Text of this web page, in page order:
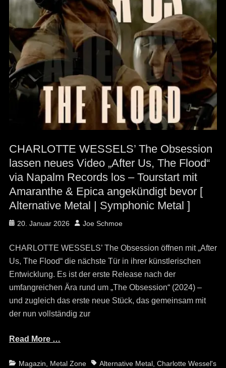
CHARLOTTE WESSELS’ The Obsession
lassen neues Video „After Us, The Flood“
via Napalm Records los – Tourstart mit
Amaranthe & Epica angekündigt bevor [
Alternative Metal | Symphonic Metal ]
Posted
20. Januar 2026 Author
Joe Schmoe
CHARLOTTE WESSELS’ The Obsession öffnen mit „After
Us, The Flood“ die nächste Tür in ihrer künstlerischen
Entwicklung. Es ist der erste Release nach der
umfangreichen Ära rund um „The Obsession“ (2024) –
und zugleich das erste neue Stück, das gemeinsam mit
der nun vollständig zur
Read More …
Categories
Magazin Metal Zone TagsAlternative Metal, Charlotte Wessel's